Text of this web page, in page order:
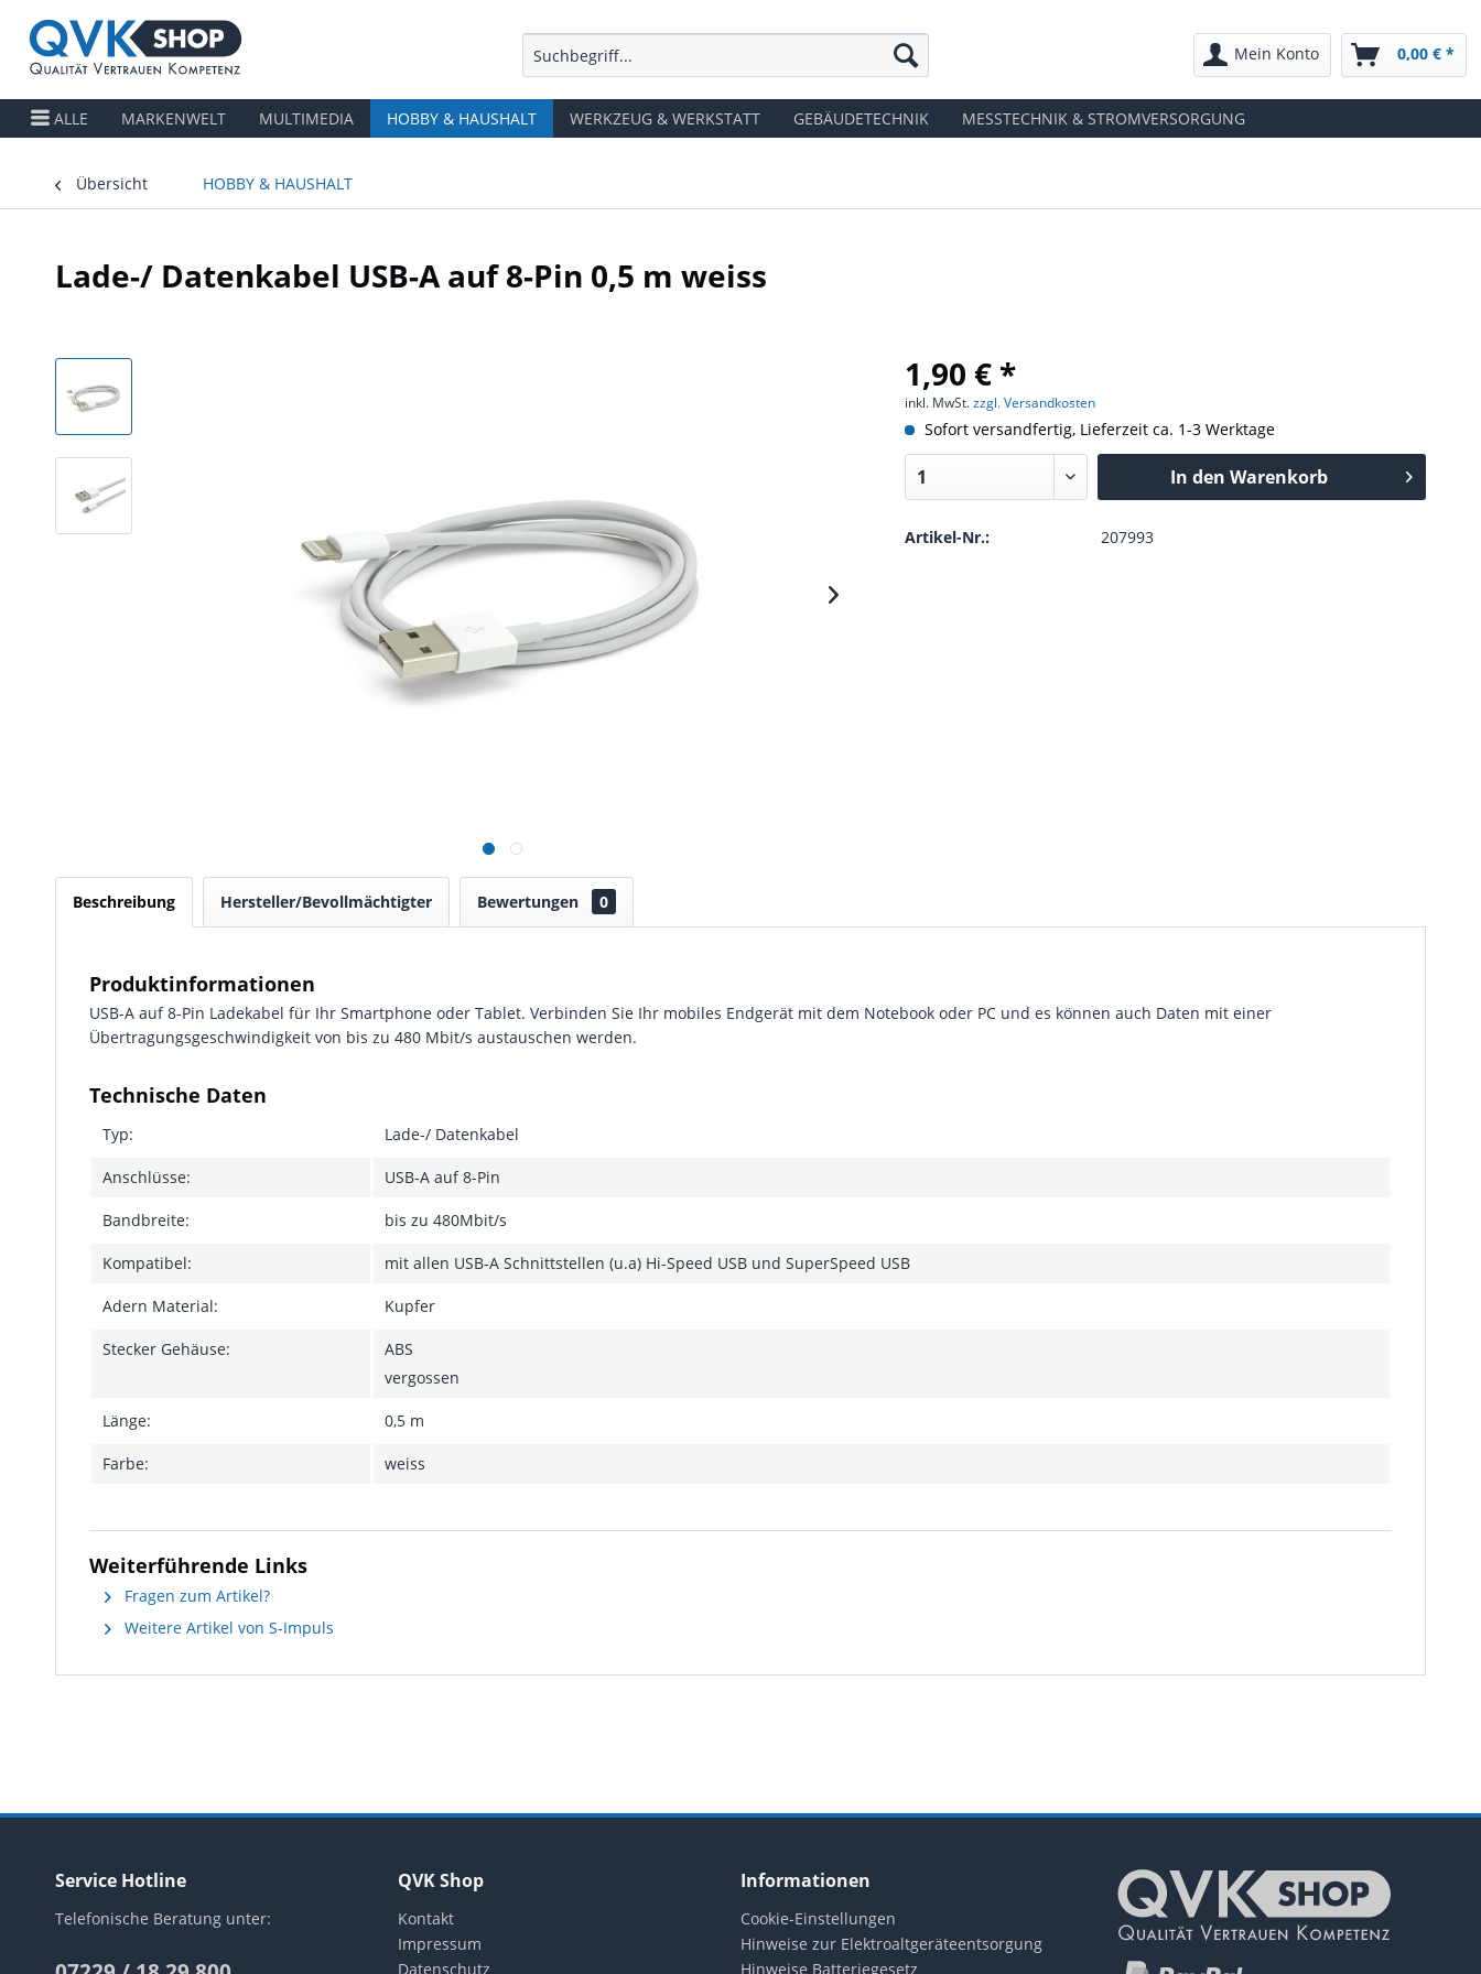
Mein Konto 0,00 € *
ALLE MARKENWELT MULTIMEDIA HOBBY & HAUSHALT WERKZEUG & WERKSTATT GEBÄUDETECHNIK MESSTECHNIK & STROMVERSORGUNG
Übersicht HOBBY & HAUSHALT
Lade-/ Datenkabel USB-A auf 8-Pin 0,5 m weiss
1,90 € *
inkl. MwSt.zzgl. Versandkosten
Sofort versandfertig, Lieferzeit ca. 1-3 Werktage
In den Warenkorb
Artikel-Nr.: 207993
Beschreibung Hersteller/Bevollmächtigter Bewertungen 0
Produktinformationen
USB-A auf 8-Pin Ladekabel für Ihr Smartphone oder Tablet. Verbinden Sie Ihr mobiles Endgerät mit dem Notebook oder PC und es können auch Daten mit einer
Übertragungsgeschwindigkeit von bis zu 480 Mbit/s austauschen werden.
Technische Daten
Typ: Lade-/ Datenkabel
Anschlüsse: USB-A auf 8-Pin
Bandbreite: bis zu 480Mbit/s
Kompatibel: mit allen USB-A Schnittstellen (u.a) Hi-Speed USB und SuperSpeed USB
Adern Material: Kupfer
Stecker Gehäuse:
ABS
vergossen
Länge: 0,5 m
Farbe: weiss
Weiterführende Links
Fragen zum Artikel?
Weitere Artikel von S-Impuls
Service Hotline
Telefonische Beratung unter:
QVK Shop
Kontakt
Impressum
Datenschutz
Informationen
Cookie-Einstellungen
Hinweise zur Elektroaltgeräteentsorgung
Hinweise Batteriegesetz